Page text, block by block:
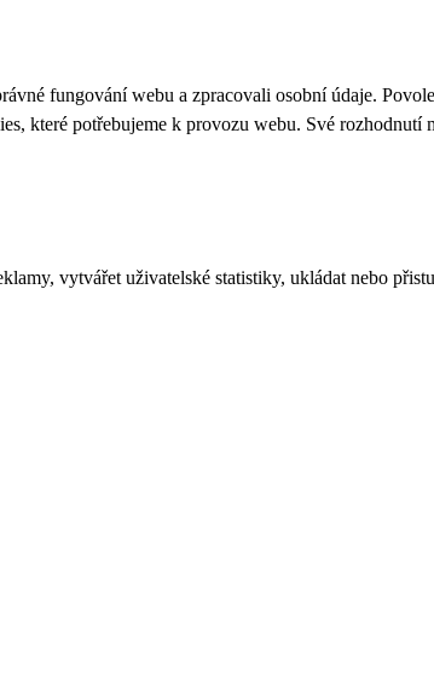
fungování webu a zpracovali osobní údaje.
které potřebujeme k provozu webu. Své
vytvářet uživatelské statistiky, ukládat nebo